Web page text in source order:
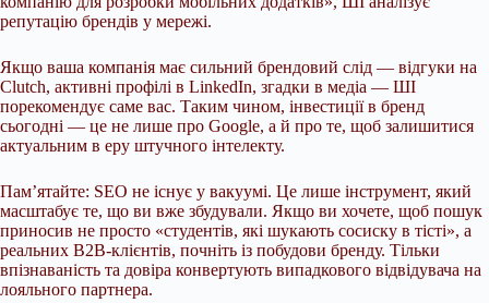
репутацію брендів у мережі.
Якщо ваша компанія має сильний брендовий слід — відгуки на
Clutch, активні профілі в LinkedIn, згадки в медіа — ШІ
порекомендує саме вас. Таким чином, інвестиції в бренд
сьогодні — це не лише про Google, а й про те, щоб залишитися
актуальним в еру штучного інтелекту.
Пам’ятайте: SEO не існує у вакуумі. Це лише інструмент, який
масштабує те, що ви вже збудували. Якщо ви хочете, щоб пошук
приносив не просто «студентів, які шукають сосиску в тісті», а
реальних B2B-клієнтів, почніть із побудови бренду. Тільки
впізнаваність та довіра конвертують випадкового відвідувача на
лояльного партнера.